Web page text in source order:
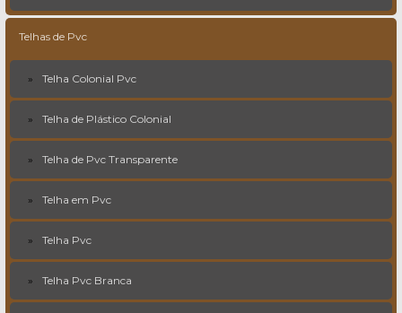
Telhas de Pvc
Telha Colonial Pvc
Telha de Plástico Colonial
Telha de Pvc Transparente
Telha em Pvc
Telha Pvc
Telha Pvc Branca